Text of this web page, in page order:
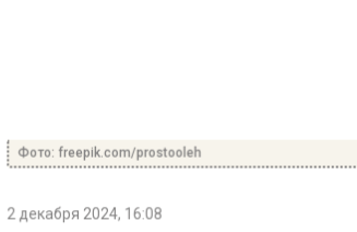
Фото: freepik.com/prostooleh
2 декабря 2024, 16:08